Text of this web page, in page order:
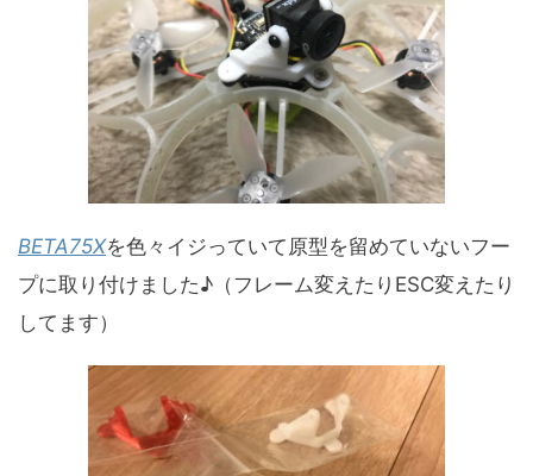
BETA75Xを色々イジっていて原型を留めていないフー
プに取り付けました♪（フレーム変えたりESC変えたり
してます）